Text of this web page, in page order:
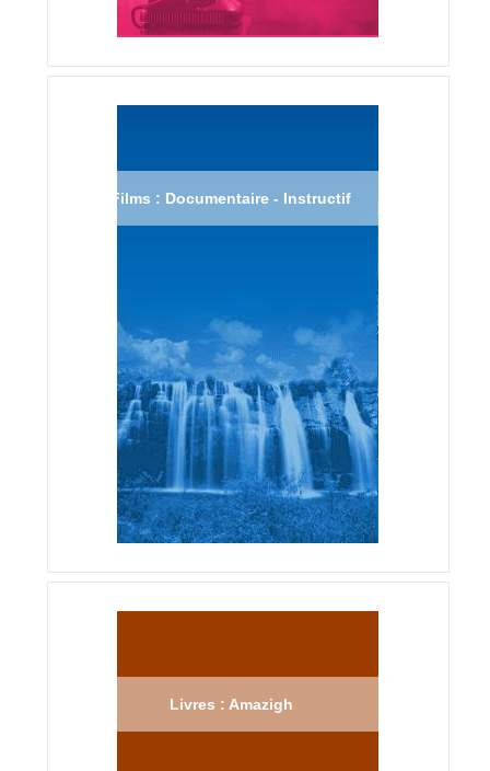
Films : Documentaire - Instructif
Livres : Amazigh